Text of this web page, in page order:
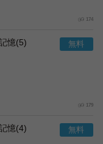
174
憶(5)
179
憶(4)